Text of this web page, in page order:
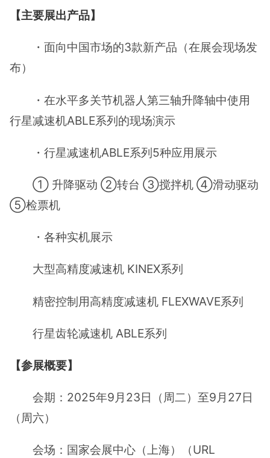
【主要展出产品】
・面向中国市场的3款新产品（在展会现场发
布）
・在水平多关节机器人第三轴升降轴中使用
行星减速机ABLE系列的现场演示
・行星减速机ABLE系列5种应用展示
① 升降驱动 ②转台 ③搅拌机 ④滑动驱动
⑤检票机
・各种实机展示
大型高精度减速机 KINEX系列
精密控制用高精度减速机 FLEXWAVE系列
行星齿轮减速机 ABLE系列
【参展概要】
会期：2025年9月23日（周二）至9月27日
（周六）
会场：国家会展中心（上海）（URL